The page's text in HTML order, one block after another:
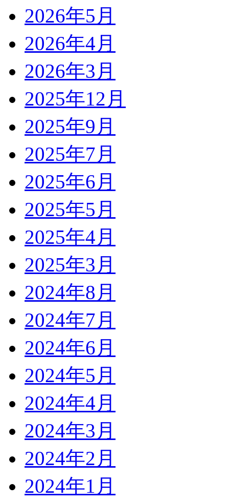
2026年5月
2026年4月
2026年3月
2025年12月
2025年9月
2025年7月
2025年6月
2025年5月
2025年4月
2025年3月
2024年8月
2024年7月
2024年6月
2024年5月
2024年4月
2024年3月
2024年2月
2024年1月